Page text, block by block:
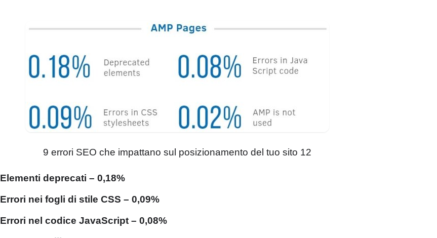
9 errori SEO che impattano sul posizionamento del tuo sito 12
Elementi deprecati – 0,18%
Errori nei fogli di stile CSS – 0,09%
Errori nel codice JavaScript – 0,08%